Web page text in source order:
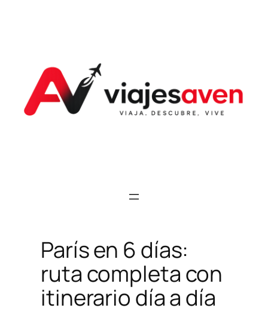
contenido
París en 6 días:
ruta completa con
itinerario día a día